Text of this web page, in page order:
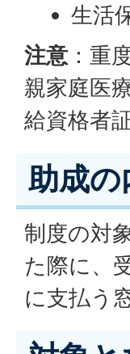
生活
注意 ：重
親家庭医
給資格者
助成の
制度の対
た際に、
に支払う